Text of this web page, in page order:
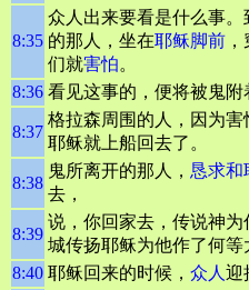
8:35
众人出来要看是什么事
的那人，坐在耶稣脚前
们就害怕。
8:36 看见这事的，便将被鬼附
8:37
格拉森周围的人，因为害
耶稣就上船回去了。
8:38
鬼所离开的那人， 恳求和
去，
8:39
说，你回家去，传说神
城传扬耶稣为他作了何等
8:40 耶稣回来的时候， 众人 迎